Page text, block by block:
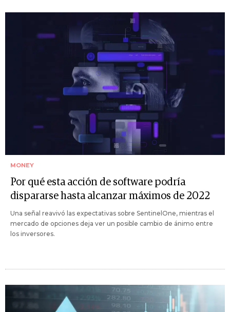
MONEY
Por qué esta acción de software podría
dispararse hasta alcanzar máximos de 2022
Una señal reavivó las expectativas sobre SentinelOne, mientras el
mercado de opciones deja ver un posible cambio de ánimo entre
los inversores.